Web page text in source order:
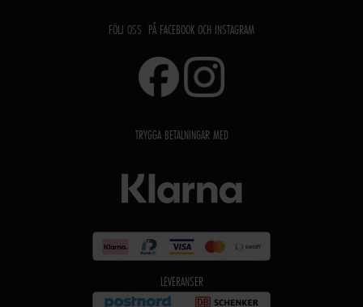
FÖLJ OSS PÅ FACEBOOK OCH INSTAGRAM
TRYGGA BETALNINGAR MED
LEVERANSER